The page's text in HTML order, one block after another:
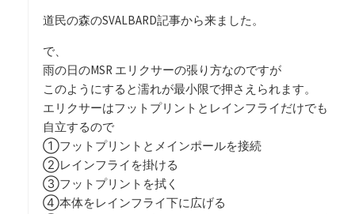
道民の森のSVALBARD記事から来ました。
で、
雨の日のMSR エリクサーの張り方なのですが
このようにすると濡れが最小限で押さえられます。
エリクサーはフットプリントとレインフライだけでも
自立するので
①フットプリントとメインポールを接続
②レインフライを掛ける
③フットプリントを拭く
④本体をレインフライ下に広げる